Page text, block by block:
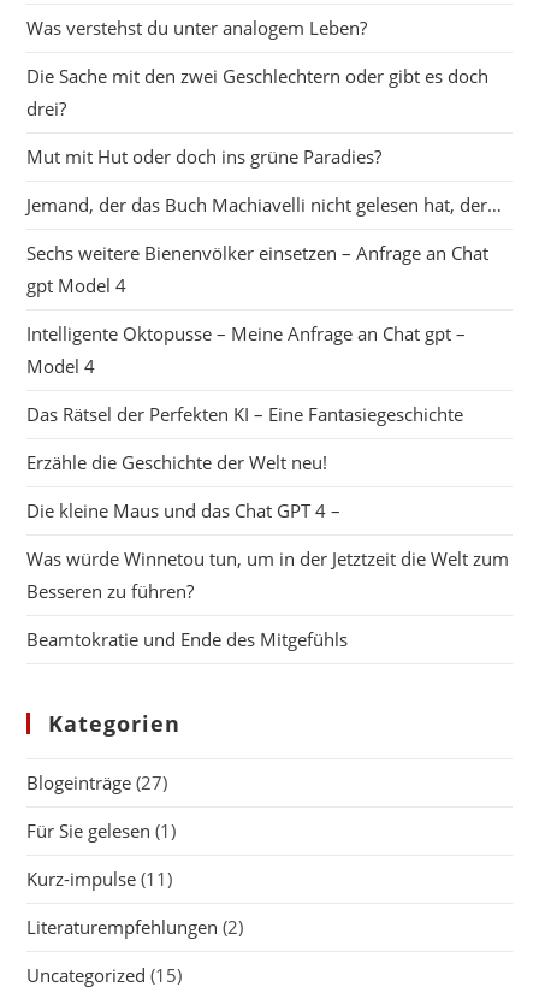
Was verstehst du unter analogem Leben?
Die Sache mit den zwei Geschlechtern oder gibt es doch
drei?
Mut mit Hut oder doch ins grüne Paradies?
Jemand, der das Buch Machiavelli nicht gelesen hat, der…
Sechs weitere Bienenvölker einsetzen – Anfrage an Chat
gpt Model 4
Intelligente Oktopusse – Meine Anfrage an Chat gpt –
Model 4
Das Rätsel der Perfekten KI – Eine Fantasiegeschichte
Erzähle die Geschichte der Welt neu!
Die kleine Maus und das Chat GPT 4 –
Was würde Winnetou tun, um in der Jetztzeit die Welt zum
Besseren zu führen?
Beamtokratie und Ende des Mitgefühls
Kategorien
Blogeinträge (27)
Für Sie gelesen (1)
Kurz-impulse (11)
Literaturempfehlungen (2)
Uncategorized (15)